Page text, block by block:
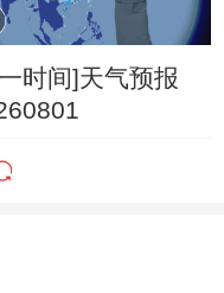
时间]天气预报